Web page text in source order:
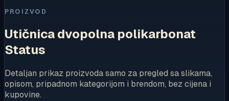
PROIZVOD
Utičnica dvopolna polikarbonat
Status
Detaljan prikaz proizvoda samo za pregled sa slikama,
opisom, pripadnom kategorijom i brendom, bez cijena i
kupovine.